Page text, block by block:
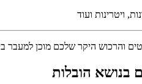
ויטרינות ועוד
והרכוש היקר שלכם מוכן למעבר
בנושא הובלות